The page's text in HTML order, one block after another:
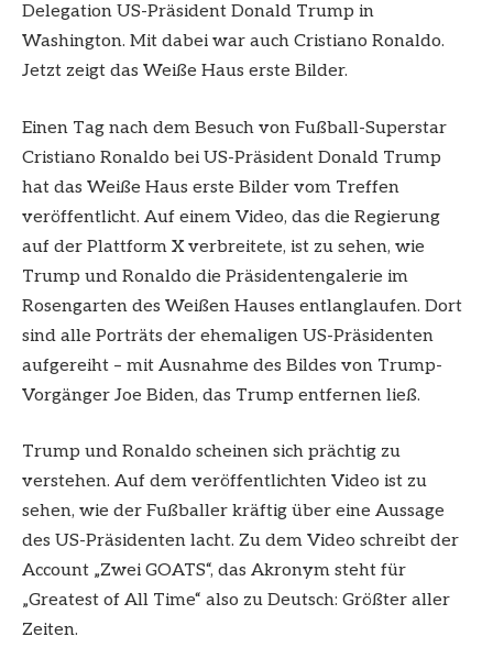
Delegation US-Präsident Donald Trump in
Washington. Mit dabei war auch Cristiano Ronaldo.
Jetzt zeigt das Weiße Haus erste Bilder.
Einen Tag nach dem Besuch von Fußball-Superstar
Cristiano Ronaldo bei US-Präsident Donald Trump
hat das Weiße Haus erste Bilder vom Treffen
veröffentlicht. Auf einem Video, das die Regierung
auf der Plattform X verbreitete, ist zu sehen, wie
Trump und Ronaldo die Präsidentengalerie im
Rosengarten des Weißen Hauses entlanglaufen. Dort
sind alle Porträts der ehemaligen US-Präsidenten
aufgereiht – mit Ausnahme des Bildes von Trump-
Vorgänger Joe Biden, das Trump entfernen ließ.
Trump und Ronaldo scheinen sich prächtig zu
verstehen. Auf dem veröffentlichten Video ist zu
sehen, wie der Fußballer kräftig über eine Aussage
des US-Präsidenten lacht. Zu dem Video schreibt der
Account „Zwei GOATS“, das Akronym steht für
„Greatest of All Time“ also zu Deutsch: Größter aller
Zeiten.